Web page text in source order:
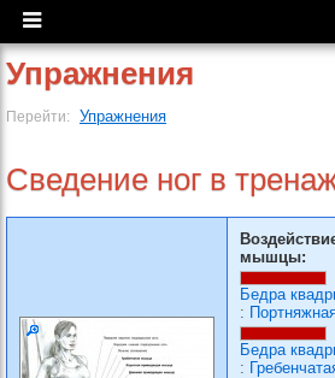
Упражнения
Перейти: Упражнения
Сведение ног в
мышцы:
Бедра
:
Бедра
: